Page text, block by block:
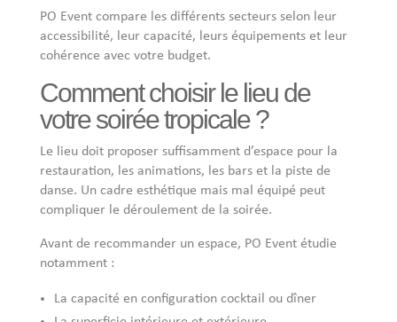
PO Event compare les différents secteurs selon leur
accessibilité, leur capacité, leurs équipements et leur
cohérence avec votre budget.
Comment choisir le lieu de
votre soirée tropicale ?
Le lieu doit proposer suffisamment d’espace pour la
restauration, les animations, les bars et la piste de
danse. Un cadre esthétique mais mal équipé peut
compliquer le déroulement de la soirée.
Avant de recommander un espace, PO Event étudie
notamment :
La capacité en configuration cocktail ou dîner